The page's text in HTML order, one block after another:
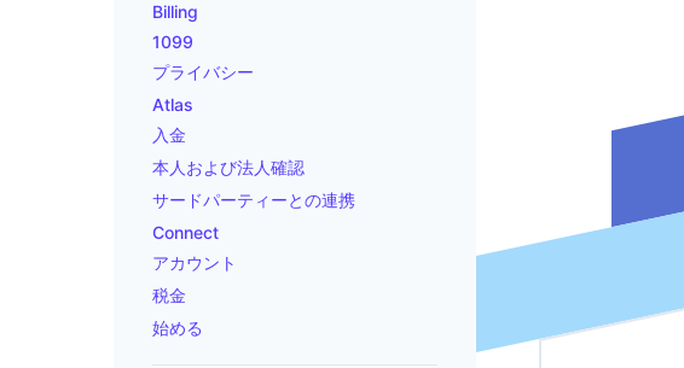
Billing
1099
プライバシー
Atlas
入金
本人および法人確認
サードパーティーとの連携
Connect
アカウント
税金
始める